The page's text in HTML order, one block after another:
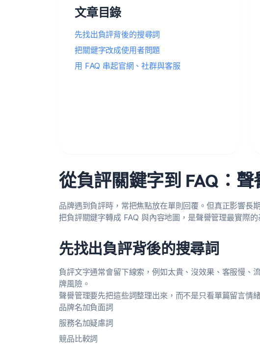
文章目錄
先找出負評背後的搜尋詞
把關鍵字改成使用者問題
用 FAQ 串起官網、社群與客服
從負評關鍵字到 FAQ：
品牌遇到負評時，常把焦點放在單則回覆。但真正影響長
把負評關鍵字轉成 FAQ 與內容地圖，是聲譽管理最實際的
先找出負評背後的搜尋詞
負評文字通常會留下線索，例如太貴、沒效果、客服慢、
牌風險。
聲譽管理要先把這些詞整理出來，而不是只看單篇留言情
品牌名加負面詞
服務名加疑慮詞
競品比較詞